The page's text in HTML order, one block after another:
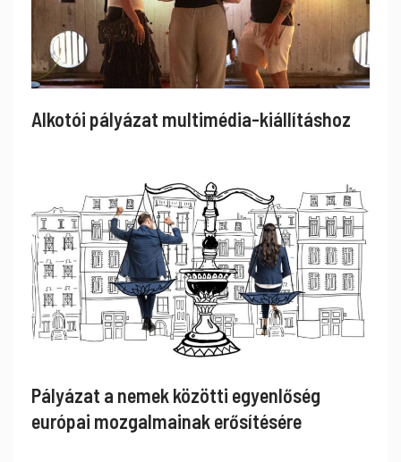
Alkotói pályázat multimédia-kiállításhoz
Pályázat a nemek közötti egyenlőség
európai mozgalmainak erősítésére